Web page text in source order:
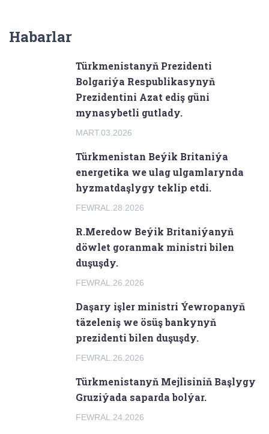
Habarlar
Türkmenistanyň Prezidenti
Bolgariýa Respublikasynyň
Prezidentini Azat ediş güni
mynasybetli gutlady.
MART.03.2026
Türkmenistan Beýik Britaniýa
energetika we ulag ulgamlarynda
hyzmatdaşlygy teklip etdi.
FEWRAL.28.2026
R.Meredow Beýik Britaniýanyň
döwlet goranmak ministri bilen
duşuşdy.
FEWRAL.26.2026
Daşary işler ministri Ýewropanyň
täzeleniş we ösüş bankynyň
prezidenti bilen duşuşdy.
FEWRAL.26.2026
Türkmenistanyň Mejlisiniň Başlygy
Gruziýada saparda bolýar.
FEWRAL.24.2026